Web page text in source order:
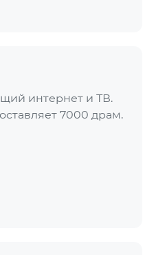
интернет и ТВ.
7000 драм.